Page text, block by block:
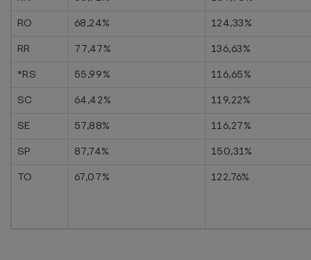
RO
68,24%
124,33%
RR
77,47%
136,63%
*RS
55,99%
116,65%
SC
64,42%
119,22%
SE
57,88%
116,27%
SP
87,74%
150,31%
TO
67,07% 122,76%